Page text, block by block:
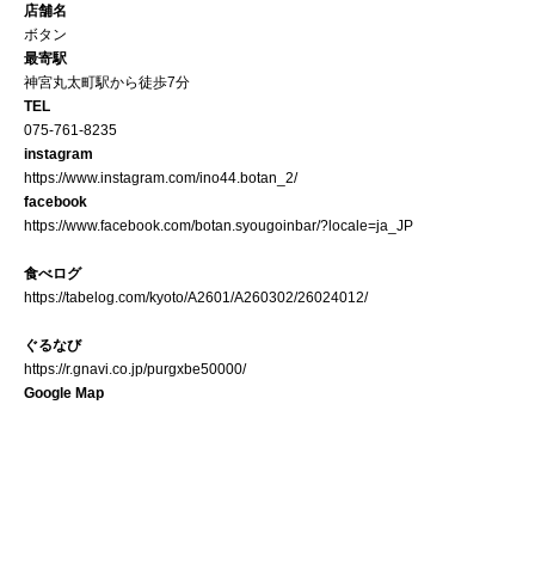
店舗名
ボタン
最寄駅
神宮丸太町駅から徒歩7分
TEL
075-761-8235
instagram
https://www.instagram.com/ino44.botan_2/
facebook
https://www.facebook.com/botan.syougoinbar/?locale=ja_JP
食べログ
https://tabelog.com/kyoto/A2601/A260302/26024012/
ぐるなび
https://r.gnavi.co.jp/purgxbe50000/
Google Map